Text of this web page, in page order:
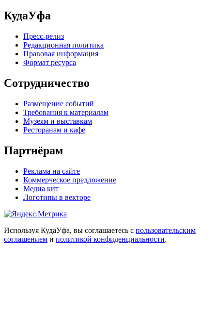
КудаУфа
Пресс-релиз
Редакционная политика
Правовая информация
Формат ресурса
Сотрудничество
Размещение событий
Требования к материалам
Музеям и выставкам
Ресторанам и кафе
Партнёрам
Реклама на сайте
Коммерческое предложение
Медиа кит
Логотипы в векторе
Используя КудаУфа, вы соглашаетесь с пользовательским
соглашением и политикой конфиденциальности.